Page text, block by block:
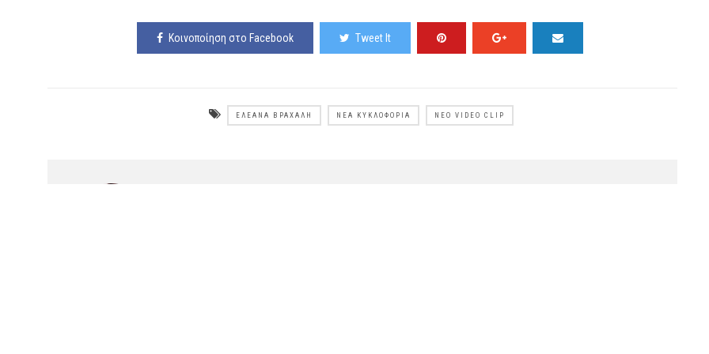
Κοινοποίηση στο Facebook Tweet It
ΕΛΕΆΝΑ ΒΡΑΧΆΛΗ ΝΈΑ ΚΥΚΛΟΦΟΡΊΑ ΝΈΟ VIDEO CLIP